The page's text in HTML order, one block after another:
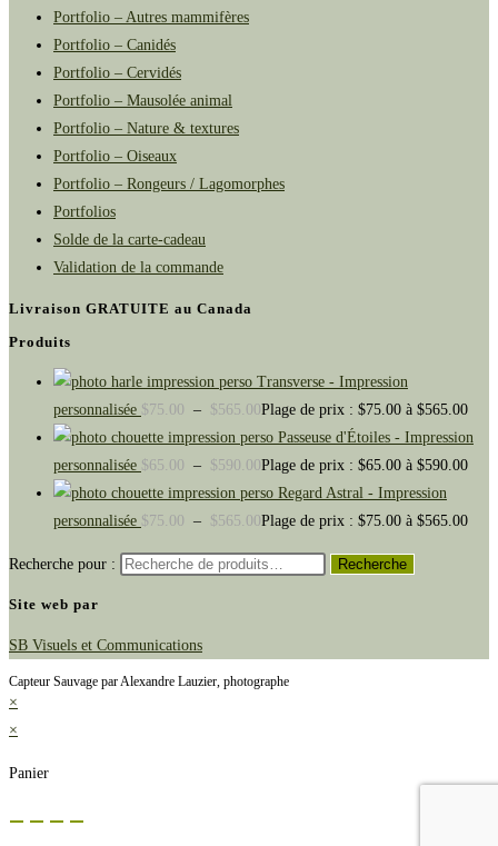
Portfolio – Autres mammifères
Portfolio – Canidés
Portfolio – Cervidés
Portfolio – Mausolée animal
Portfolio – Nature & textures
Portfolio – Oiseaux
Portfolio – Rongeurs / Lagomorphes
Portfolios
Solde de la carte-cadeau
Validation de la commande
Livraison GRATUITE au Canada
Produits
Transverse - Impression
personnalisée $75.00 – $565.00Plage de prix : $75.00 à $565.00
Passeuse d'Étoiles - Impression
personnalisée $65.00 – $590.00Plage de prix : $65.00 à $590.00
Regard Astral - Impression
personnalisée $75.00 – $565.00Plage de prix : $75.00 à $565.00
Recherche pour : Recherche
Site web par
SB Visuels et Communications
Capteur Sauvage par Alexandre Lauzier, photographe
×
×
Panier